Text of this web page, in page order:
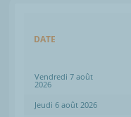
DATE
Vendredi 7 août
2026
Jeudi 6 août 2026